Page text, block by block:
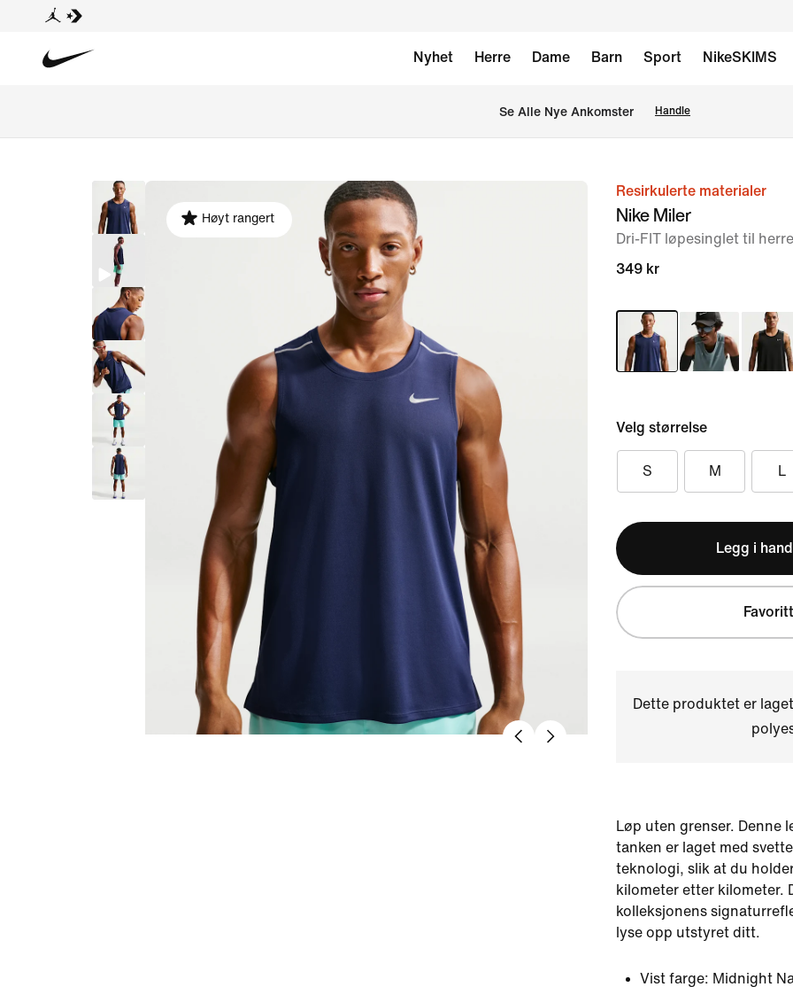
Nyhet Herre Dame Barn Sport NikeSKIMS
Se Alle Nye Ankomster Handle
bilde
Høyt rangert
Resirkulerte materialer
Nike Miler
Dri-FIT løpesinglet til herre
349 kr
Velg størrelse
S M L
Legg i
Favoritt
Dette produktet er
Løp uten grenser. Denne
tanken er laget med
teknologi, slik at du
kilometer etter kilometer.
kolleksjonens
lyse opp utstyret ditt.
Vist farge: Midnight